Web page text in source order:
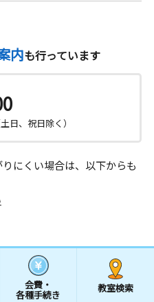
内も行っています
日、祝日除く）
にくい場合は、以下からも
会費・
各種手続き
教室検索